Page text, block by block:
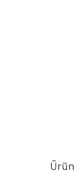
Ürün